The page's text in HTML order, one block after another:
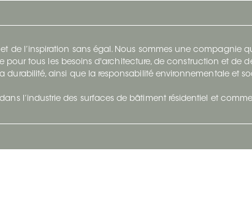
de l’inspiration sans égal. Nous sommes une compagnie
tous les besoins d'architecture, de construction et de
durabilité, ainsi que la responsabilité environnementale et
l’industrie des surfaces de bâtiment résidentiel et